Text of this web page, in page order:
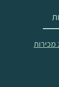
מכירות